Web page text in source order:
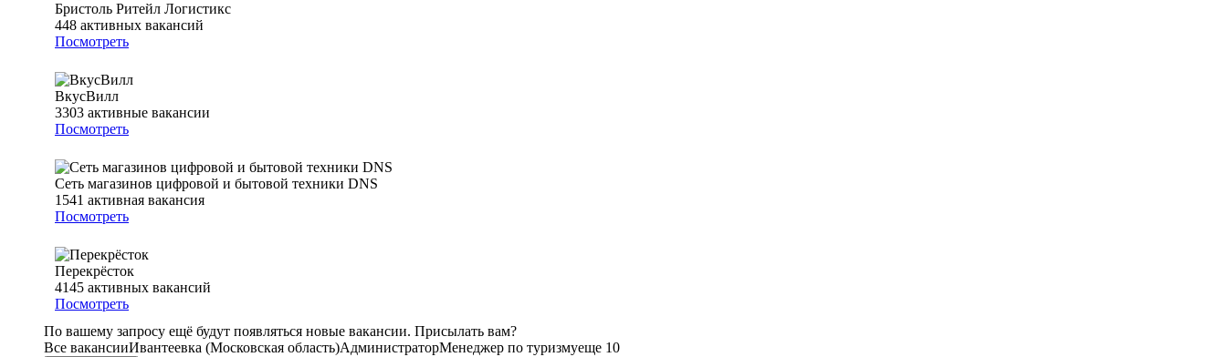
Бристоль Ритейл Логистикс
448 активных вакансий
Посмотреть
ВкусВилл
3303 активные вакансии
Посмотреть
Сеть магазинов цифровой и бытовой техники DNS
1541 активная вакансия
Посмотреть
Перекрёсток
4145 активных вакансий
Посмотреть
По вашему запросу ещё будут появляться новые вакансии. Присылать вам?
Все вакансииИвантеевка (Московская область)АдминистраторМенеджер по туризмуеще 10